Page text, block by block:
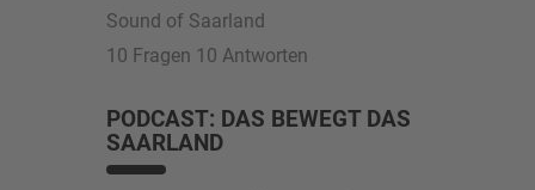
Sound of Saarland
10 Fragen 10 Antworten
PODCAST: DAS BEWEGT DAS
SAARLAND